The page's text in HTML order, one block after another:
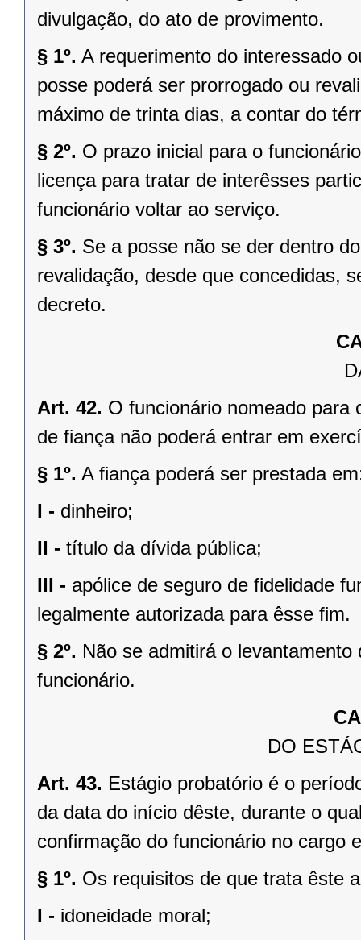
divulgação, do ato de provimento.
§ 1º. A requerimento do interessado
posse poderá ser prorrogado ou
máximo de trinta dias, a contar do
§ 2º. O prazo inicial para o
licença para tratar de interêsses
funcionário voltar ao serviço.
§ 3º. Se a posse não se der dentro
revalidação, desde que concedidas,
decreto.
Art. 42. O funcionário nomeado para
de fiança não poderá entrar em
§ 1º. A fiança poderá ser prestada
I - dinheiro;
II - título da dívida pública;
III - apólice de seguro de fidelidade
legalmente autorizada para êsse fim.
§ 2º. Não se admitirá o
funcionário.
DO
Art. 43. Estágio probatório é o
da data do início dêste, durante o
confirmação do funcionário no cargo
§ 1º. Os requisitos de que trata êste
I - idoneidade moral;